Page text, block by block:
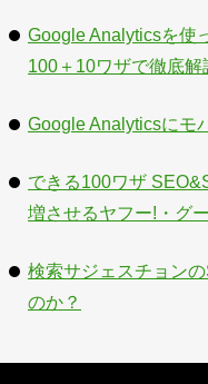
Google Analyticsを使
100＋10ワザで徹底
Google Analyticsにモ
できる100ワザ
増させるヤフー!・グ
検索サジェスチョン
のか？